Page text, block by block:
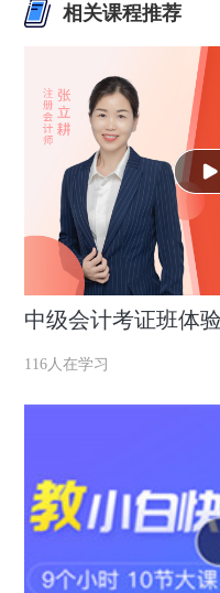
相关课程推荐
中级会计考证班体
116人在学习